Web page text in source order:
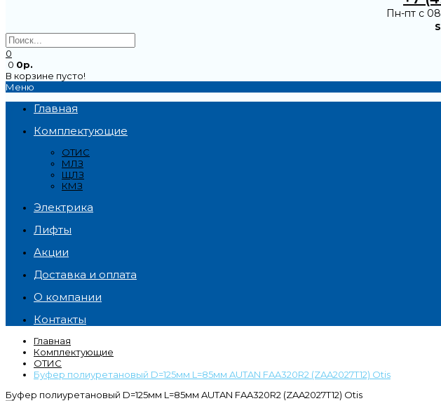
Пн-пт с
0
0 0р.
В корзине пусто!
Меню
Главная
Комплектующие
ОТИС
МЛЗ
ЩЛЗ
КМЗ
Электрика
Лифты
Акции
Доставка и оплата
О компании
Контакты
Главная
Комплектующие
ОТИС
Буфер полиуретановый D=125мм L=85мм AUTAN FAA320R2 (ZAA2027T12) Otis
Буфер полиуретановый D=125мм L=85мм AUTAN FAA320R2 (ZAA2027T12) Otis